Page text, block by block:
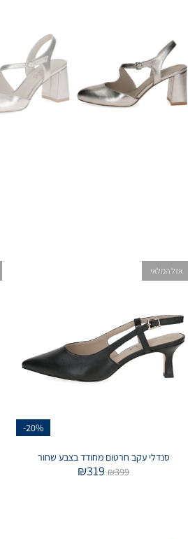
-20%
אזל המלאי
סנדלי עקב חרטום מחודד בצבע שחור
₪399
₪319